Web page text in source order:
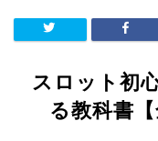
スロット初
る教科書